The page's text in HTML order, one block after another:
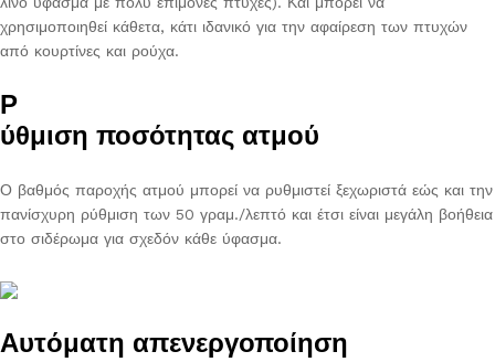
χρησιμοποιηθεί κάθετα, κάτι ιδανικό για την αφαίρεση των πτυχών
από κουρτίνες και ρούχα.
Ρ
ύθμιση ποσότητας ατμού
Ο βαθμός παροχής ατμού μπορεί να ρυθμιστεί ξεχωριστά εώς και την
πανίσχυρη ρύθμιση των 50 γραμ./λεπτό και έτσι είναι μεγάλη βοήθεια
στο σιδέρωμα για σχεδόν κάθε ύφασμα.
Αυτόματη απενεργοποίηση